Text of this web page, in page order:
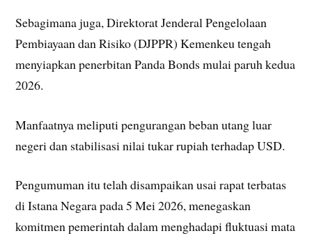
Sebagimana juga, Direktorat Jenderal Pengelolaan
Pembiayaan dan Risiko (DJPPR) Kemenkeu tengah
menyiapkan penerbitan Panda Bonds mulai paruh kedua
2026.
Manfaatnya meliputi pengurangan beban utang luar
negeri dan stabilisasi nilai tukar rupiah terhadap USD.
Pengumuman itu telah disampaikan usai rapat terbatas
di Istana Negara pada 5 Mei 2026, menegaskan
komitmen pemerintah dalam menghadapi fluktuasi mata